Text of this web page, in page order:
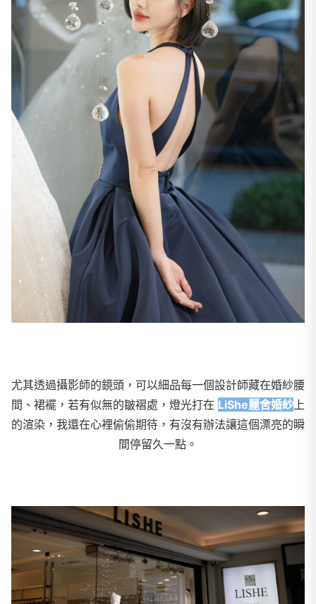
尤其透過攝影師的鏡頭，可以細品每一個設計師藏在婚紗腰
間、裙襬，若有似無的皺褶處，燈光打在 LiShe麗舍婚紗上
的渲染，我還在心裡偷偷期待，有沒有辦法讓這個漂亮的瞬
間停留久一點。